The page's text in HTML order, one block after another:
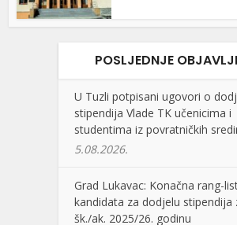
POSLJEDNJE
U Tuzli potpisani ugovori o
stipendija Vlade TK učenicima i
studentima iz povratničkih
5.08.2026.
Grad Lukavac: Konačna rang-
kandidata za dodjelu stipendija
šk./ak. 2025/26. godinu